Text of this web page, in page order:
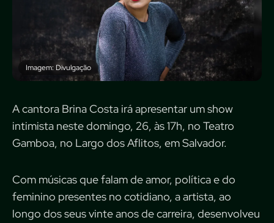
Imagem: Divulgação
A cantora Brina Costa irá apresentar um show
intimista neste domingo, 26, às 17h, no Teatro
Gamboa, no Largo dos Aflitos, em Salvador.
Com músicas que falam de amor, política e do
feminino presentes no cotidiano, a artista, ao
longo dos seus vinte anos de carreira, desenvolveu